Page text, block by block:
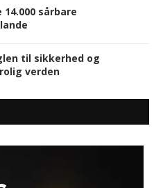
sårbare
til sikkerhed og
verden